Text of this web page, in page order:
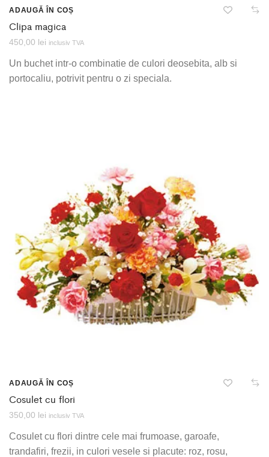
ADAUGĂ ÎN COȘ
Clipa magica
450,00 lei inclusiv TVA
Un buchet intr-o combinatie de culori deosebita, alb si
portocaliu, potrivit pentru o zi speciala.
ADAUGĂ ÎN COȘ
Cosulet cu flori
350,00 lei inclusiv TVA
Cosulet cu flori dintre cele mai frumoase, garoafe,
trandafiri, frezii, in culori vesele si placute: roz, rosu,